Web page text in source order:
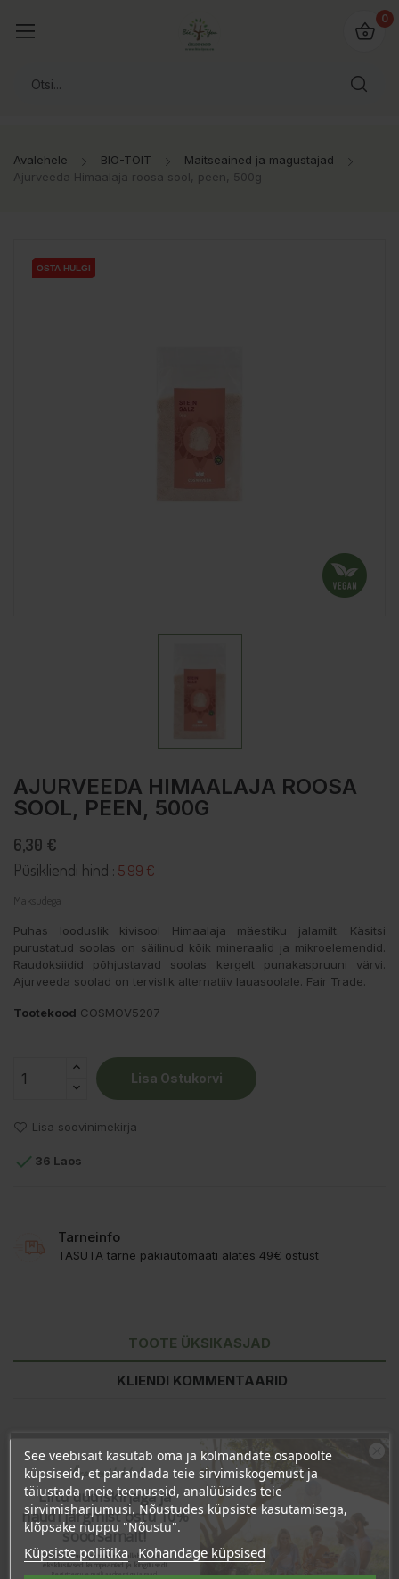
0
Avalehele BIO-TOIT
Maitseained ja magustajad
Ajurveeda Himaalaja roosa sool, peen, 500g
OSTA HULGI
OSTA HULGI
AJURVEEDA HIMAALAJA ROOSA
SOOL, PEEN, 500G
6,30 €
Püsikliendi hind : 5.99 €
Maksudega
Puhas looduslik kivisool Himaalaja mäestiku jalamilt. Käsitsi
purustatud soolas on säilinud kõik mineraalid ja mikroelemendid.
Raudoksiidid põhjustavad soolas kergelt punakaspruuni värvi.
Ajurveeda soolad on tervislik alternatiiv lauasoolale. Fair Trade.
Tootekood COSMOV5207
Lisa Ostukorvi
Lisa soovinimekirja
 36 Laos
Tarneinfo
TASUTA tarne pakiautomaati alates 49€ ostust
TOOTE ÜKSIKASJAD
KLIENDI KOMMENTAARID
See veebisait kasutab oma ja kolmandate osapoolte
küpsiseid, et parandada teie sirvimiskogemust ja
täiustada meie teenuseid, analüüsides teie
sirvimisharjumusi. Nõustudes küpsiste kasutamisega,
klõpsake nuppu "Nõustu".
Küpsiste poliitika Kohandage küpsised
Ära veel lahku!
Liitu uudiskirjaga ja
naudi järgmist ostu 10%
soodsamalt!
Sind ootavad spetsiaalsed allahindlused,
eksklusiivsed kampaaniad ja kingitused!
Registreeru e-maili aadressiga ja saad